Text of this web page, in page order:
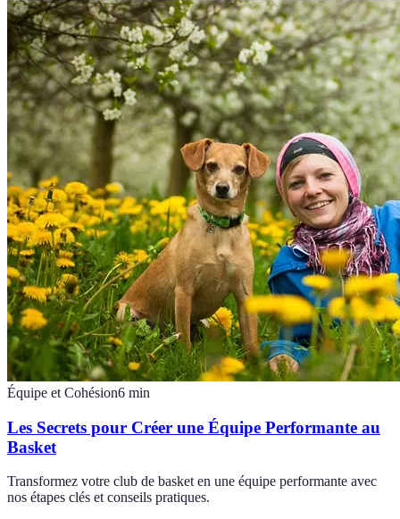
Équipe et Cohésion6 min
Les Secrets pour Créer une Équipe Performante au
Basket
Transformez votre club de basket en une équipe performante avec
nos étapes clés et conseils pratiques.